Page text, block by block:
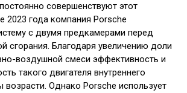
совершенствуют этот
2023 года компания Porsche
с двумя предкамерами перед
сгорания. Благодаря увеличению доли
воздушной смеси эффективность и
такого двигателя внутреннего
возрасти. Однако Porsche использует